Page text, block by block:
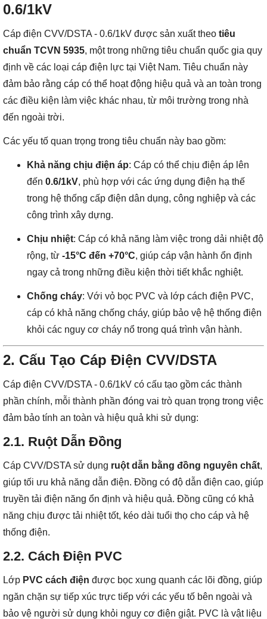
0.6/1kV
Cáp điện CVV/DSTA - 0.6/1kV được sản xuất theo tiêu
chuẩn TCVN 5935, một trong những tiêu chuẩn quốc gia quy
định về các loại cáp điện lực tại Việt Nam. Tiêu chuẩn này
đảm bảo rằng cáp có thể hoạt động hiệu quả và an toàn trong
các điều kiện làm việc khác nhau, từ môi trường trong nhà
đến ngoài trời.
Các yếu tố quan trọng trong tiêu chuẩn này bao gồm:
Khả năng chịu điện áp: Cáp có thể chịu điện áp lên
đến 0.6/1kV, phù hợp với các ứng dụng điện hạ thế
trong hệ thống cấp điện dân dụng, công nghiệp và các
công trình xây dựng.
Chịu nhiệt: Cáp có khả năng làm việc trong dải nhiệt độ
rộng, từ -15°C đến +70°C, giúp cáp vận hành ổn định
ngay cả trong những điều kiện thời tiết khắc nghiệt.
Chống cháy: Với vỏ bọc PVC và lớp cách điện PVC,
cáp có khả năng chống cháy, giúp bảo vệ hệ thống điện
khỏi các nguy cơ cháy nổ trong quá trình vận hành.
2. Cấu Tạo Cáp Điện CVV/DSTA
Cáp điện CVV/DSTA - 0.6/1kV có cấu tạo gồm các thành
phần chính, mỗi thành phần đóng vai trò quan trọng trong việc
đảm bảo tính an toàn và hiệu quả khi sử dụng:
2.1. Ruột Dẫn Đồng
Cáp CVV/DSTA sử dụng ruột dẫn bằng đồng nguyên chất,
giúp tối ưu khả năng dẫn điện. Đồng có độ dẫn điện cao, giúp
truyền tải điện năng ổn định và hiệu quả. Đồng cũng có khả
năng chịu được tải nhiệt tốt, kéo dài tuổi thọ cho cáp và hệ
thống điện.
2.2. Cách Điện PVC
Lớp PVC cách điện được bọc xung quanh các lõi đồng, giúp
ngăn chặn sự tiếp xúc trực tiếp với các yếu tố bên ngoài và
bảo vệ người sử dụng khỏi nguy cơ điện giật. PVC là vật liệu